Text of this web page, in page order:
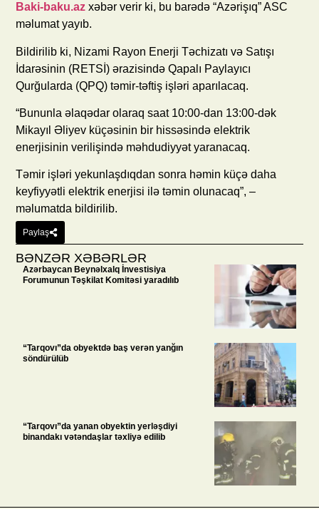
Baki-baku.az xəbər verir ki, bu barədə “Azərişıq” ASC
məlumat yayıb.
Bildirilib ki, Nizami Rayon Enerji Təchizatı və Satışı
İdarəsinin (RETSİ) ərazisində Qapalı Paylayıcı
Qurğularda (QPQ) təmir-təftiş işləri aparılacaq.
“Bununla əlaqədar olaraq saat 10:00-dan 13:00-dək
Mikayıl Əliyev küçəsinin bir hissəsində elektrik
enerjisinin verilişində məhdudiyyət yaranacaq.
Təmir işləri yekunlaşdıqdan sonra həmin küçə daha
keyfiyyətli elektrik enerjisi ilə təmin olunacaq”, –
məlumatda bildirilib.
Paylaş
BƏNZƏR XƏBƏRLƏR
Azərbaycan Beynəlxalq İnvestisiya
Forumunun Təşkilat Komitəsi yaradılıb
“Tarqovı”da obyektdə baş verən yanğın
söndürülüb
“Tarqovı”da yanan obyektin yerləşdiyi
binandakı vətəndaşlar təxliyə edilib